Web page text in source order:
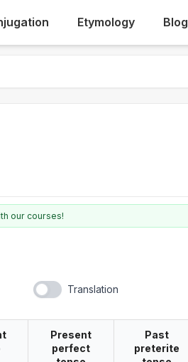
Etymology Blog
our courses!
Translation
Present
perfect
Past
preterite